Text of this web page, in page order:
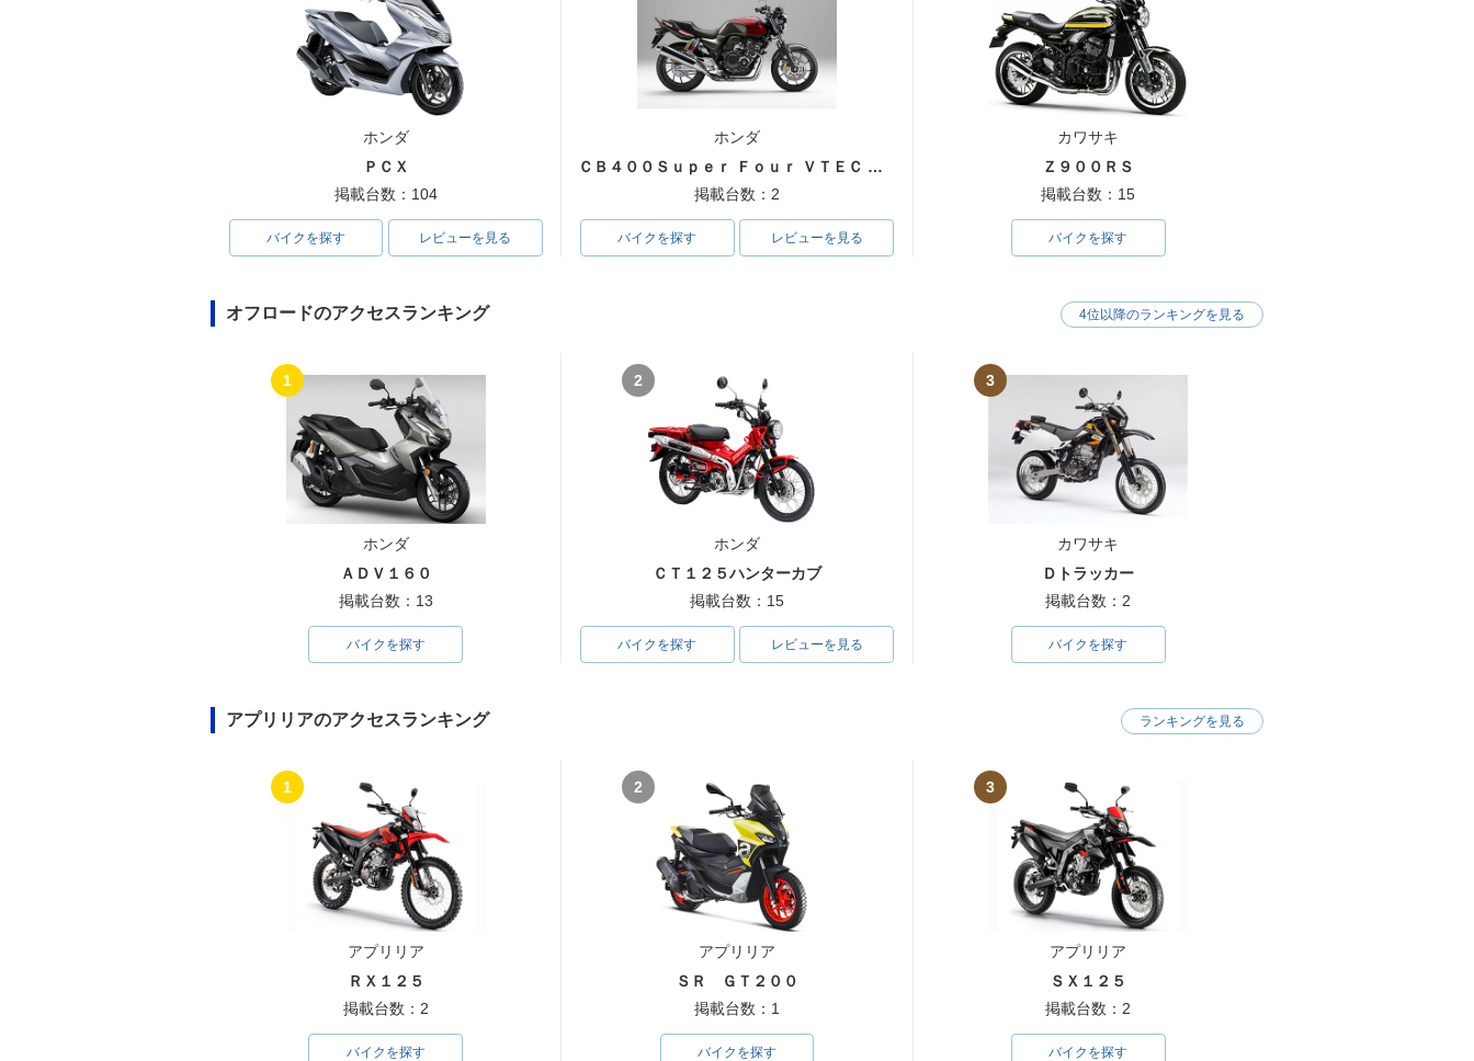
ホンダ
ＰＣＸ
掲載台数：104
バイクを探す レビューを見る
ホンダ
ＣＢ４００Ｓｕｐｅｒ Ｆｏｕｒ ＶＴＥＣ ＳＰＥＣ３
掲載台数：2
バイクを探す レビューを見る
カワサキ
Ｚ９００ＲＳ
掲載台数：15
バイクを探す
オフロードのアクセスランキング
1
ホンダ
ＡＤＶ１６０
掲載台数：13
バイクを探す
2
ホンダ
ＣＴ１２５ハンターカブ
掲載台数：15
バイクを探す レビューを見る
3
カワサキ
Ｄトラッカー
掲載台数：2
バイクを探す
4位以降のランキングを見る
アプリリアのアクセスランキング
1
アプリリア
ＲＸ１２５
掲載台数：2
バイクを探す
2
アプリリア
ＳＲ ＧＴ２００
掲載台数：1
バイクを探す
3
アプリリア
ＳＸ１２５
掲載台数：2
バイクを探す
ランキングを見る